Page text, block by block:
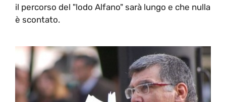
il percorso del "lodo Alfano" sarà lungo e che nulla
è scontato.